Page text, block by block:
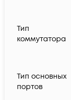
Тип
коммутатора
Тип основных
портов